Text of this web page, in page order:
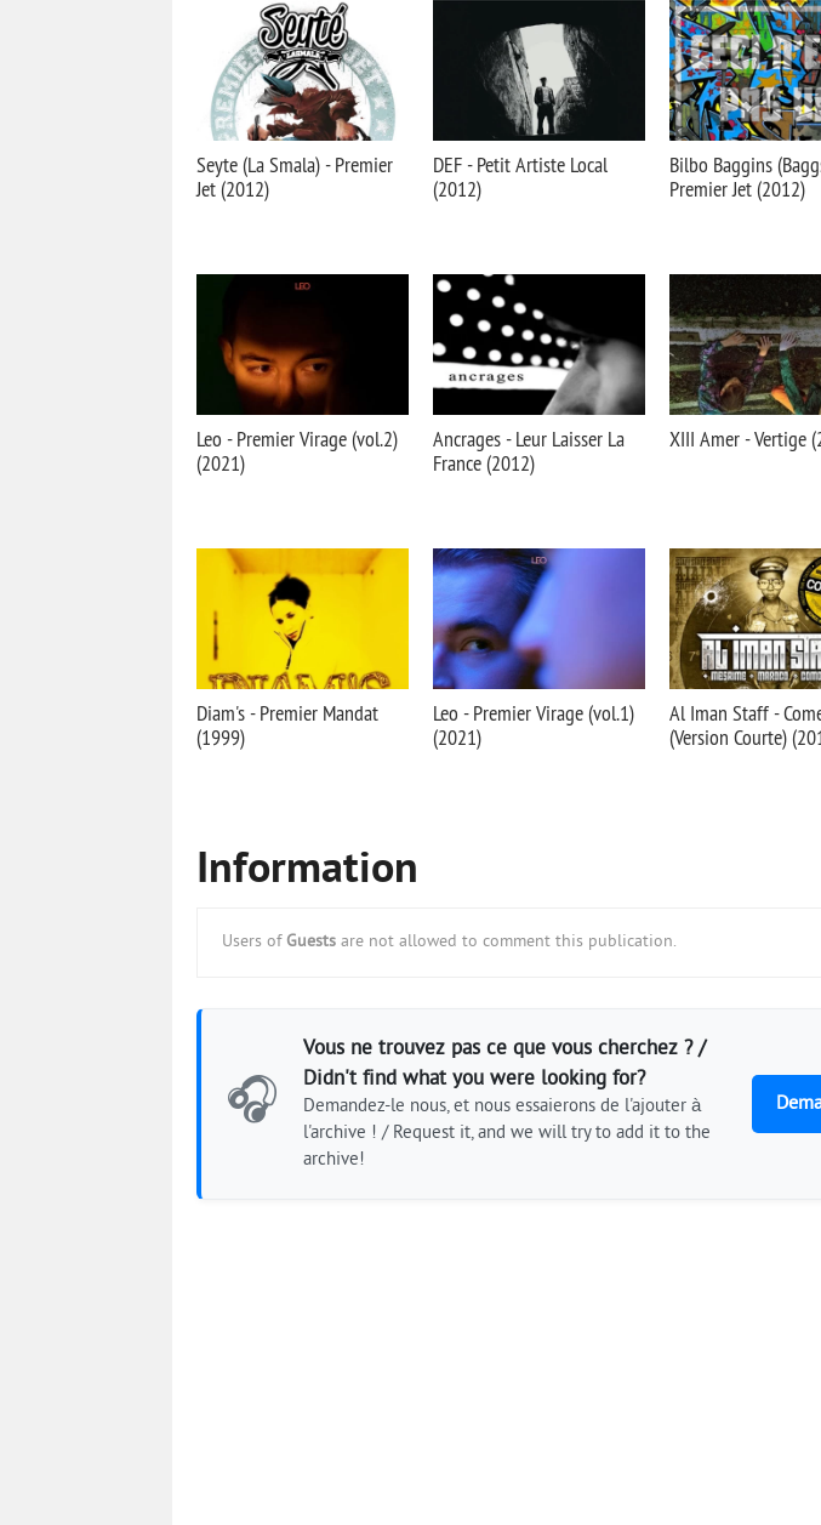
Seyte (La Smala) - Premier
Jet (2012)
DEF - Petit Artiste Local
(2012)
Bilbo Baggins
Premier Jet (2012)
Leo - Premier Virage (vol.2)
(2021)
Ancrages - Leur Laisser La
France (2012)
XIII Amer - Vertige
Diam's - Premier Mandat
(1999)
Leo - Premier Virage (vol.1)
(2021)
Al Iman Staff -
(Version Courte)
Information
Users of Guests are not allowed to comment this publication.
🎧
Vous ne trouvez pas ce que vous cherchez ? /
Didn't find what you were looking for?
Demandez-le nous, et nous essaierons de l'ajouter à
l'archive ! / Request it, and we will try to add it to the
archive!